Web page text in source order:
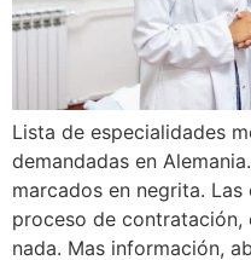
Lista de especialidades
demandadas en
marcados en negrita.
proceso de
nada. Mas información,